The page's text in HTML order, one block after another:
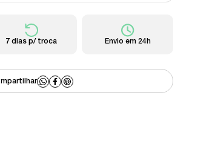
7 dias p/ troca Envio em 24h